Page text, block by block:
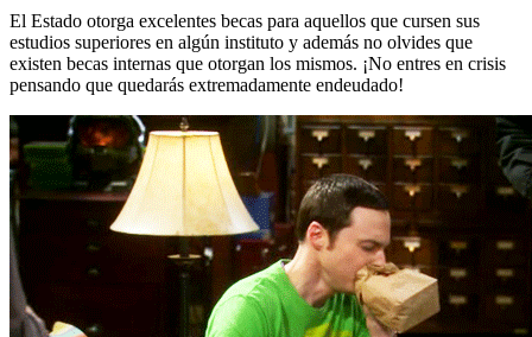
El Estado otorga excelentes becas para aquellos que cursen sus
estudios superiores en algún instituto y además no olvides que
existen becas internas que otorgan los mismos. ¡No entres en crisis
pensando que quedarás extremadamente endeudado!